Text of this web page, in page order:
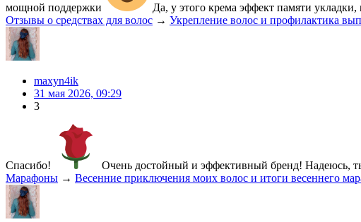
мощной поддержки
Да, у этого крема эффект памяти
Отзывы о средствах для волос → Укрепление волос и профилактика
maxyn4ik
31 мая 2026, 09:29
3
Спасибо!
Очень достойный и эффективный бренд! Надеюсь,
Марафоны → Весенние приключения моих волос и итоги весеннего